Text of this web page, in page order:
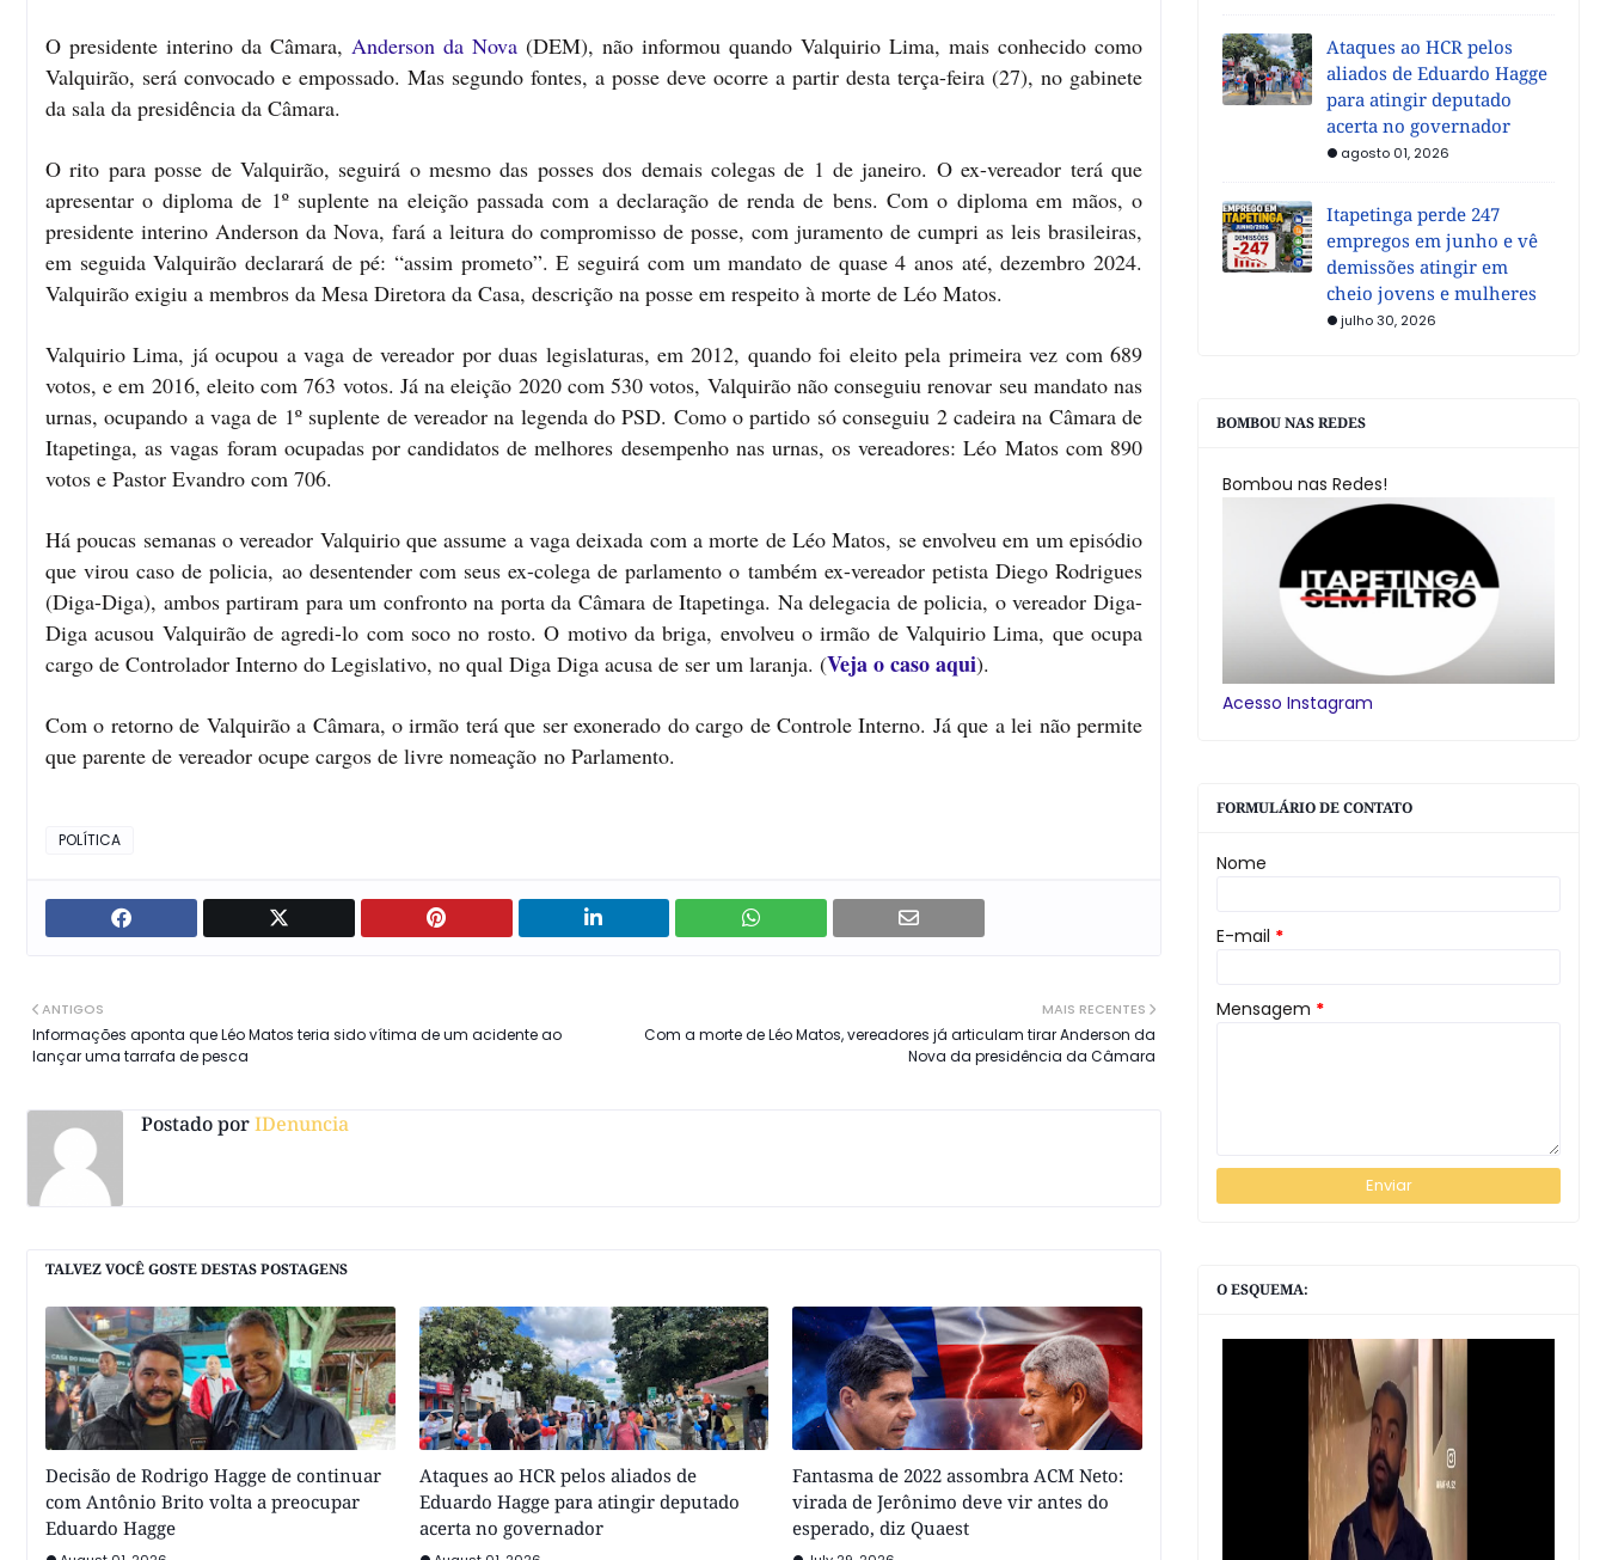
O presidente interino da Câmara, Anderson da Nova (DEM), não informou quando Valquirio Lima, mais conhecido como
Valquirão, será convocado e empossado. Mas segundo fontes, a posse deve ocorre a partir desta terça-feira (27), no gabinete
da sala da presidência da Câmara.
O rito para posse de Valquirão, seguirá o mesmo das posses dos demais colegas de 1 de janeiro. O ex-vereador terá que
apresentar o diploma de 1º suplente na eleição passada com a declaração de renda de bens. Com o diploma em mãos, o
presidente interino Anderson da Nova, fará a leitura do compromisso de posse, com juramento de cumpri as leis brasileiras,
em seguida Valquirão declarará de pé: “assim prometo”. E seguirá com um mandato de quase 4 anos até, dezembro 2024.
Valquirão exigiu a membros da Mesa Diretora da Casa, descrição na posse em respeito à morte de Léo Matos.
Valquirio Lima, já ocupou a vaga de vereador por duas legislaturas, em 2012, quando foi eleito pela primeira vez com 689
votos, e em 2016, eleito com 763 votos. Já na eleição 2020 com 530 votos, Valquirão não conseguiu renovar seu mandato nas
urnas, ocupando a vaga de 1º suplente de vereador na legenda do PSD. Como o partido só conseguiu 2 cadeira na Câmara de
Itapetinga, as vagas foram ocupadas por candidatos de melhores desempenho nas urnas, os vereadores: Léo Matos com 890
votos e Pastor Evandro com 706.
Há poucas semanas o vereador Valquirio que assume a vaga deixada com a morte de Léo Matos, se envolveu em um episódio
que virou caso de policia, ao desentender com seus ex-colega de parlamento o também ex-vereador petista Diego Rodrigues
(Diga-Diga), ambos partiram para um confronto na porta da Câmara de Itapetinga. Na delegacia de policia, o vereador Diga-
Diga acusou Valquirão de agredi-lo com soco no rosto. O motivo da briga, envolveu o irmão de Valquirio Lima, que ocupa
cargo de Controlador Interno do Legislativo, no qual Diga Diga acusa de ser um laranja. (Veja o caso aqui).
Com o retorno de Valquirão a Câmara, o irmão terá que ser exonerado do cargo de Controle Interno. Já que a lei não permite
que parente de vereador ocupe cargos de livre nomeação no Parlamento.
POLÍTICA
MAIS RECENTES
Com a morte de Léo Matos, vereadores já articulam tirar Anderson da
Nova da presidência da Câmara
ANTIGOS
Informações aponta que Léo Matos teria sido vítima de um acidente ao
lançar uma tarrafa de pesca
Postado porIDenuncia
TALVEZ VOCÊ GOSTE DESTAS POSTAGENS
Decisão de Rodrigo Hagge de continuar
com Antônio Brito volta a preocupar
Eduardo Hagge
Ataques ao HCR pelos aliados de
Eduardo Hagge para atingir deputado
acerta no governador
Fantasma de 2022 assombra ACM Neto:
virada de Jerônimo deve vir antes do
esperado, diz Quaest
Ataques ao HCR pelos
aliados de Eduardo Hagge
para atingir deputado
acerta no governador
agosto 01, 2026
Itapetinga perde 247
empregos em junho e vê
demissões atingir em
cheio jovens e mulheres
julho 30, 2026
BOMBOU NAS REDES
Bombou nas Redes!
Acesso Instagram
FORMULÁRIO DE CONTATO
Nome
E-mail *
Mensagem *
O ESQUEMA: